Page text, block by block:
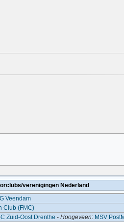
verenigingen Nederland
Veendam
Club (FMC)
Zuid-Oost Drenthe -Hoogeveen: MSV